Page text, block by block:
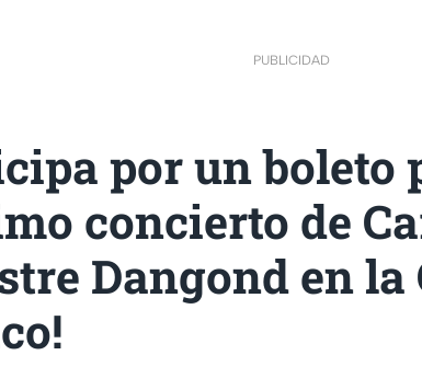
PUBLICIDAD
por un boleto
concierto de
Dangond en la